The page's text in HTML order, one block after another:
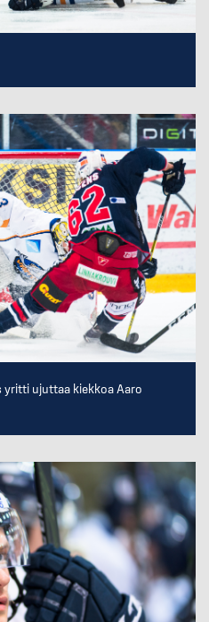
yritti ujuttaa kiekkoa Aaro